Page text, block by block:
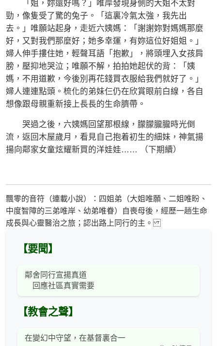
「姐，妳還好嗎？」唯岸發現身側的大姐不太對
勁，像隻受了驚的兔子。「這裏冷氣太強，我先出
去。」唯願站起身，走近六姨媽：「謝謝妳對媽媽那麼
好，又對我們那麼好；她多幸運，有妳這位好姐姐。」
婦人伸手摟住她，輕聲耳語「抱歉」，將頭埋入女孩肩
膀，壓抑地哭泣；唯願不解，拍拍她起伏的背：「姨
媽，不用道歉，今後別再花錢買衣服給我們就好了。」
婦人連連點頭。梳化的弟妹仨仍在欣賞眼前白線，各自
想像跟母親重新接上長長的生命臍帶。
哭過之後，六姨媽回望那根線，朦朦朧朧時光倒
流，返回木屋歲月，看見自己抱着初生的細妹，神氣揚
揚向鄰家女童炫耀新買的洋娃娃…… （下期續）
飄零的音符（連載小說）：四姐弟（大姐唯願、二姐唯盼、
中度智障的三弟唯岸、幼弟唯眷）自喪母後，經歷一趟生命
成長與心靈醫治之旅；認出路上同行的主。
【要聞】
鄰舍同行宣揚真道
回應社區真實需要
【教會之聲】
在變幻中守望，在基督裏合一